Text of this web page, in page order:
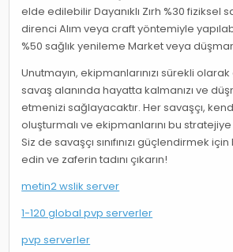
elde edilebilir Dayanıklı Zırh %30 fiziksel
direnci Alım veya craft yöntemiyle
%50 sağlık yenileme Market veya
Unutmayın, ekipmanlarınızı sürekli
savaş alanında hayatta kalmanızı ve
etmenizi sağlayacaktır. Her savaşçı,
oluşturmalı ve ekipmanlarını bu
Siz de savaşçı sınıfınızı güçlendirmek
edin ve zaferin tadını çıkarın!
metin2 wslik server
1-120 global pvp serverler
pvp serverler